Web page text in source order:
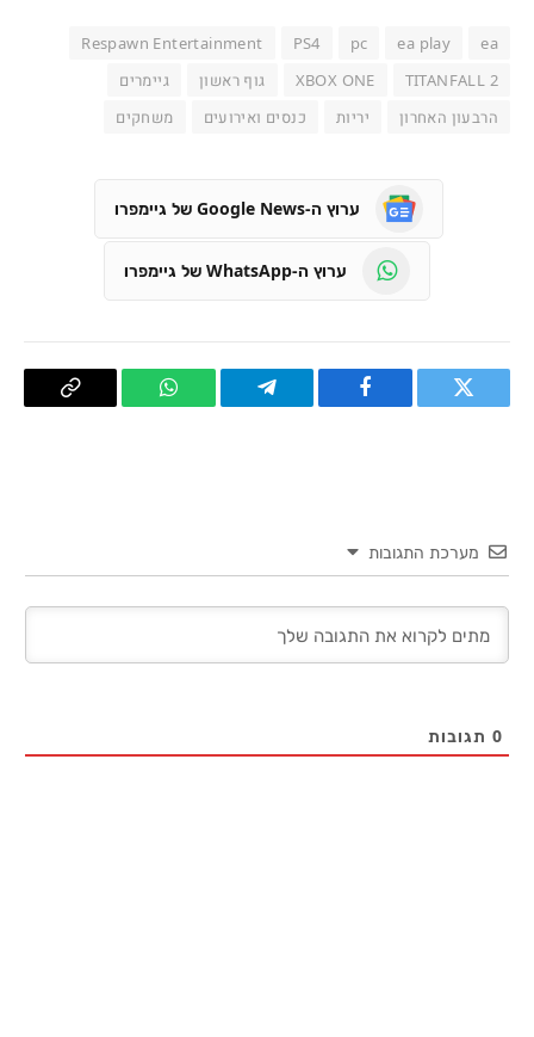
ea
ea play
pc
PS4
Respawn Entertainment
TITANFALL 2
XBOX ONE גוף ראשון
גיימרים
הרבעון האחרון
יריות כנסים ואירועים משחקים
ערוץ ה-Google News של גיימפרו
ערוץ ה-WhatsApp של גיימפרו
טוויטר פייסבוק Telegram
WhatsApp העתק
מערכת התגובות
0 תגובות